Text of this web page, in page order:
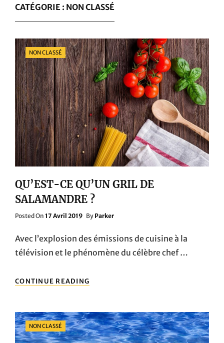
CATÉGORIE : NON CLASSÉ
Categories
NON CLASSÉ
QU’EST-CE QU’UN GRIL DE
SALAMANDRE ?
Posted On Posted
17 Avril 2019 By Parker
Avec l’explosion des émissions de cuisine à la
télévision et le phénomène du célèbre chef …
CONTINUE READING
CE
DE
SALAMANDRE
?
Categories
NON CLASSÉ